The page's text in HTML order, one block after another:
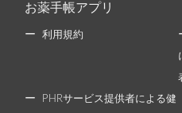
お薬手帳アプリ
利用規約
PHRサービス提供者による健